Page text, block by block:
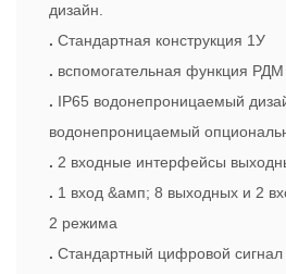
дизайн.
. Стандартная конструкция 1У
. вспомогательная функция РДМ
. IP65 водонепроницаемый
водонепроницаемый
. 2 входные интерфейсы
. 1 вход &амп; 8 выходных и 2
2 режима
. Стандартный цифровой сигнал